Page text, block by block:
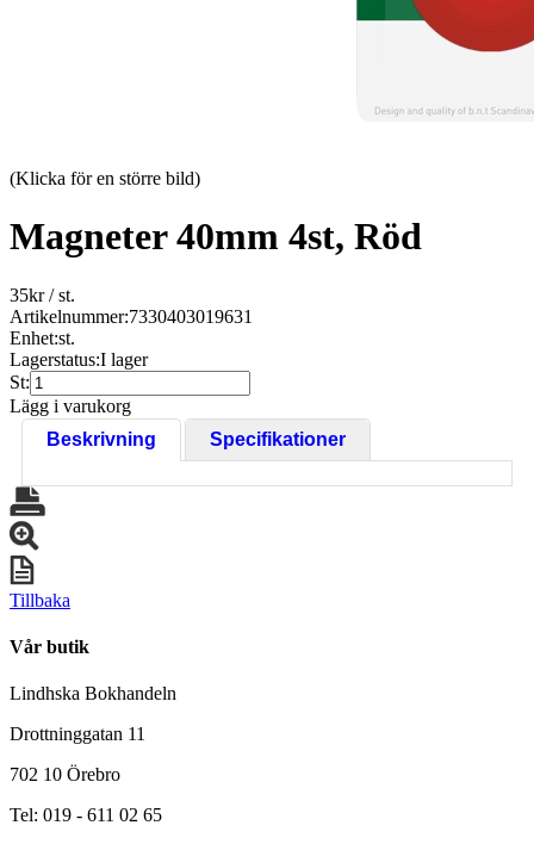
(Klicka för en större bild)
Magneter 40mm 4st, Röd
35kr/ st.
Artikelnummer:7330403019631
Enhet:st.
Lagerstatus:I lager
St:
Lägg i varukorg
Beskrivning
Specifikationer
Tillbaka
Vår butik
Lindhska Bokhandeln
Drottninggatan 11
702 10 Örebro
Tel: 019 - 611 02 65